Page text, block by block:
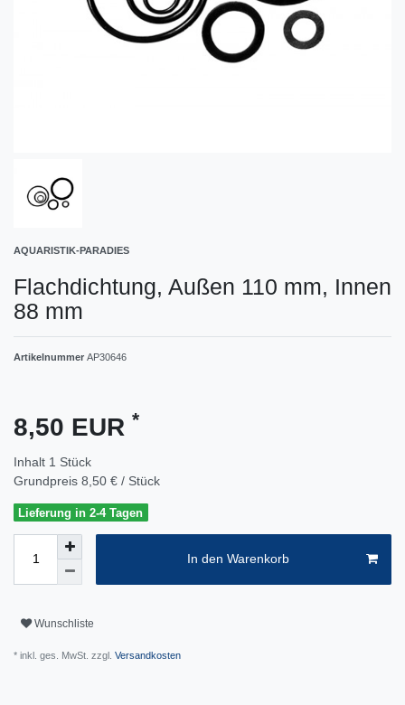
AQUARISTIK-PARADIES
Flachdichtung, Außen 110 mm, Innen
88 mm
Artikelnummer AP30646
8,50 EUR *
Inhalt 1 Stück
Grundpreis 8,50 € / Stück
Lieferung in 2-4 Tagen
In den Warenkorb
Wunschliste
* inkl. ges. MwSt. zzgl. Versandkosten